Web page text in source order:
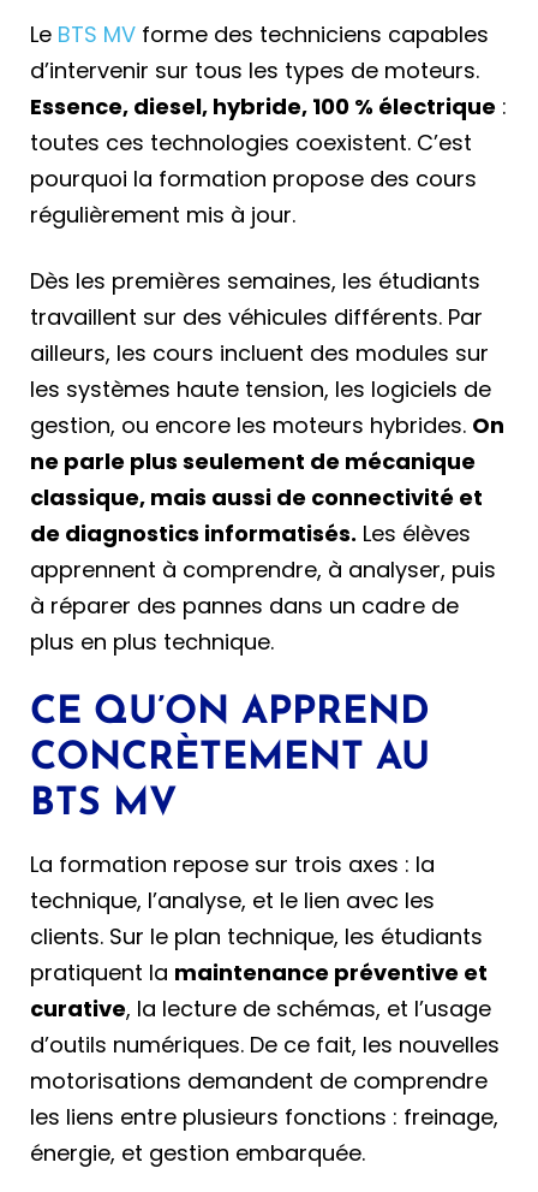
Le BTS MV forme des techniciens capables
d’intervenir sur tous les types de moteurs.
Essence, diesel, hybride, 100 % électrique :
toutes ces technologies coexistent. C’est
pourquoi la formation propose des cours
régulièrement mis à jour.
Dès les premières semaines, les étudiants
travaillent sur des véhicules différents. Par
ailleurs, les cours incluent des modules sur
les systèmes haute tension, les logiciels de
gestion, ou encore les moteurs hybrides. On
ne parle plus seulement de mécanique
classique, mais aussi de connectivité et
de diagnostics informatisés. Les élèves
apprennent à comprendre, à analyser, puis
à réparer des pannes dans un cadre de
plus en plus technique.
CE QU’ON APPREND
CONCRÈTEMENT AU
BTS MV
La formation repose sur trois axes : la
technique, l’analyse, et le lien avec les
clients. Sur le plan technique, les étudiants
pratiquent la maintenance préventive et
curative, la lecture de schémas, et l’usage
d’outils numériques. De ce fait, les nouvelles
motorisations demandent de comprendre
les liens entre plusieurs fonctions : freinage,
énergie, et gestion embarquée.